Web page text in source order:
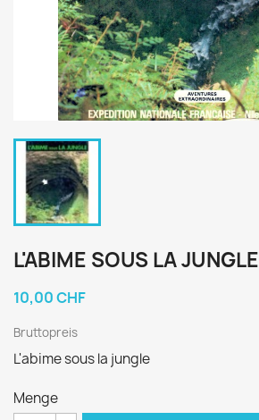
L'ABIME SOUS LA JUNGLE
10,00 CHF
Bruttopreis
L'abime sous la jungle
Menge